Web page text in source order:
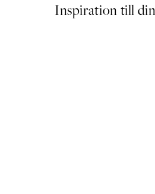
Inspiration till